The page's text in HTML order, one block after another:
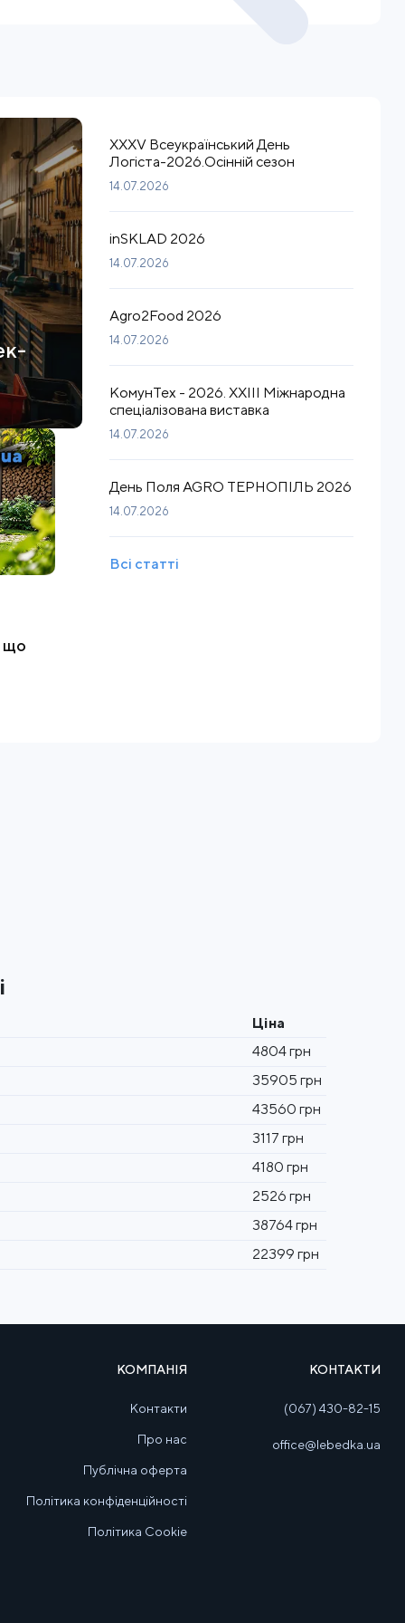
що
XXXV Всеукраїнський День
Логіста-2026.Осінній сезон
14.07.2026
inSKLAD 2026
14.07.2026
Agro2Food 2026
14.07.2026
КомунТех - 2026. XXIII Міжнародна
спеціалізована виставка
14.07.2026
День Поля AGRO ТЕРНОПІЛЬ 2026
14.07.2026
Всі статті
Ціна
4804 грн
35905 грн
43560 грн
3117 грн
4180 грн
2526 грн
38764 грн
22399 грн
КОМПАНІЯ
Контакти
Про нас
Публічна оферта
Політика конфіденційності
Політика Cookie
КОНТАКТИ
(067) 430-82-15
office@lebedka.ua